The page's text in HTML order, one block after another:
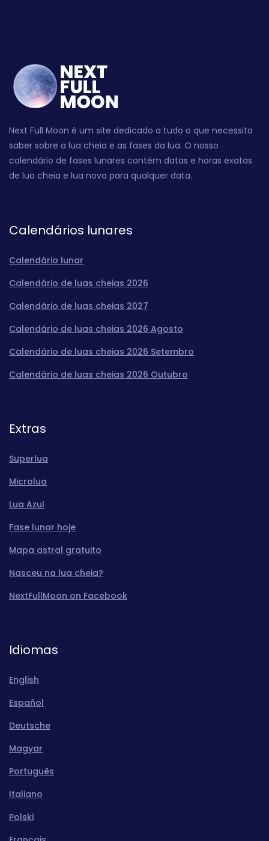
Next Full Moon é um site dedicado a tudo o que necessita
saber sobre a lua cheia e as fases da lua. O nosso
calendário de fases lunares contém datas e horas exatas
de lua cheia e lua nova para qualquer data.
Calendários lunares
Calendário lunar
Calendário de luas cheias 2026
Calendário de luas cheias 2027
Calendário de luas cheias 2026 Agosto
Calendário de luas cheias 2026 Setembro
Calendário de luas cheias 2026 Outubro
Extras
Superlua
Microlua
Lua Azul
Fase lunar hoje
Mapa astral gratuito
Nasceu na lua cheia?
NextFullMoon on Facebook
Idiomas
English
Español
Deutsche
Magyar
Português
Italiano
Polski